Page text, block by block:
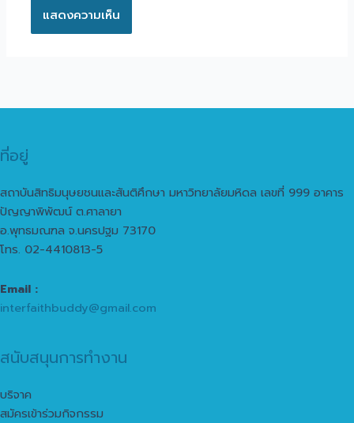
ที่อยู่
สถาบันสิทธิมนุษยชนและสันติศึกษา มหาวิทยาลัยมหิดล เลขที่ 999 อาคาร
ปัญญาพิพัฒน์ ต.ศาลายา
อ.พุทธมณฑล จ.นครปฐม 73170
โทร. 02-4410813-5
Email :
interfaithbuddy@gmail.com
สนับสนุนการทำงาน
บริจาค
สมัครเข้าร่วมกิจกรรม